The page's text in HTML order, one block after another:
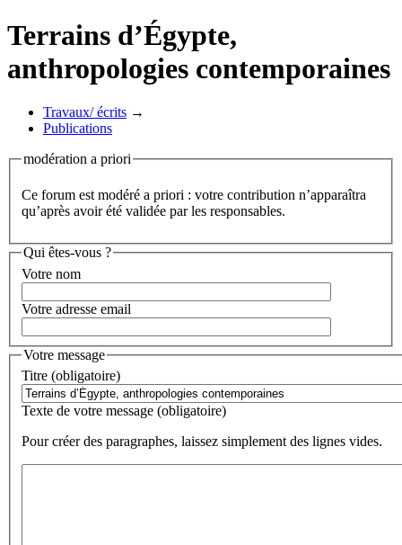
Terrains d’Égypte,
anthropologies contemporaines
Travaux/ écrits →
Publications
modération a priori
Ce forum est modéré a priori : votre contribution n’apparaîtra
qu’après avoir été validée par les responsables.
Qui êtes-vous ?
Votre nom
Votre adresse email
Votre message
Titre (obligatoire)
Texte de votre message (obligatoire)
Pour créer des paragraphes, laissez simplement des lignes vides.